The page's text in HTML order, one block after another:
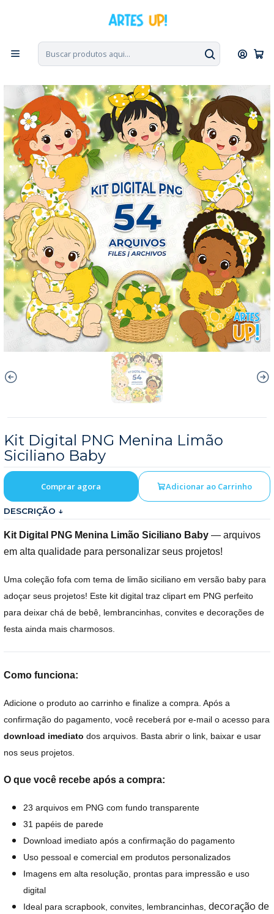
Escolha seu idioma. Change the language. Cambia el
Kit Digital Kit Digital PNG Menina Limão Siciliano Baby
Kit Digital PNG Menina Limão
Siciliano Baby
Adicionar ao Carrinho
Comprar agora
DESCRIÇÃO ↓
Kit Digital PNG Menina Limão Siciliano Baby — arquivos
em alta qualidade para personalizar seus projetos!
Uma coleção fofa com tema de limão siciliano em versão baby para
adoçar seus projetos! Este kit digital traz clipart em PNG perfeito
para deixar chá de bebê, lembrancinhas, convites e decorações de
festa ainda mais charmosos.
Como funciona:
Adicione o produto ao carrinho e finalize a compra. Após a
confirmação do pagamento, você receberá por e-mail o acesso para
download imediato dos arquivos. Basta abrir o link, baixar e usar
nos seus projetos.
O que você recebe após a compra:
23 arquivos em PNG com fundo transparente
31 papéis de parede
Download imediato após a confirmação do pagamento
Uso pessoal e comercial em produtos personalizados
Imagens em alta resolução, prontas para impressão e uso
digital
Ideal para scrapbook, convites, lembrancinhas, decoração de